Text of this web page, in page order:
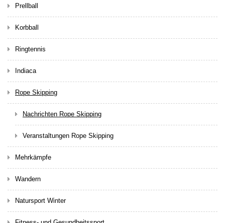
Prellball
Korbball
Ringtennis
Indiaca
Rope Skipping
Nachrichten Rope Skipping
Veranstaltungen Rope Skipping
Mehrkämpfe
Wandern
Natursport Winter